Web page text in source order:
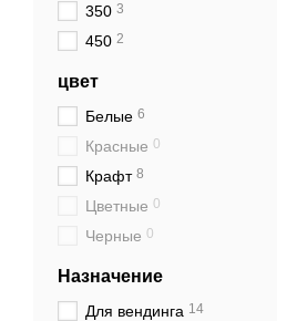
350 3
450 2
цвет
Белые 6
Красные 0
Крафт 8
Цветные 0
Черные 0
Назначение
Для вендинга 14